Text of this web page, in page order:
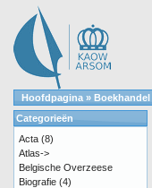
Hoofdpagina » Boekhandel
Categorieën
Acta (8)
Atlas->
Belgische Overzeese
Biografie (4)